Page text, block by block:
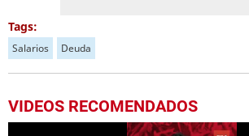
Tags:
Salarios Deuda
VIDEOS RECOMENDADOS